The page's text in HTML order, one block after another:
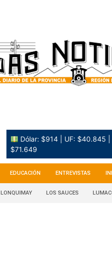
Dólar: $914 | UF: $40.845 |
$71.649
EDUCACIÓN ENTREVISTAS
LONQUIMAY LOS SAUCES